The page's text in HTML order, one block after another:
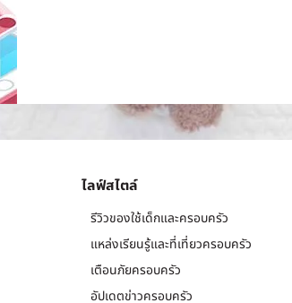
ไลฟ์สไตล์
รีวิวของใช้เด็กและครอบครัว
แหล่งเรียนรู้และที่เที่ยวครอบครัว
เตือนภัยครอบครัว
อัปเดตข่าวครอบครัว